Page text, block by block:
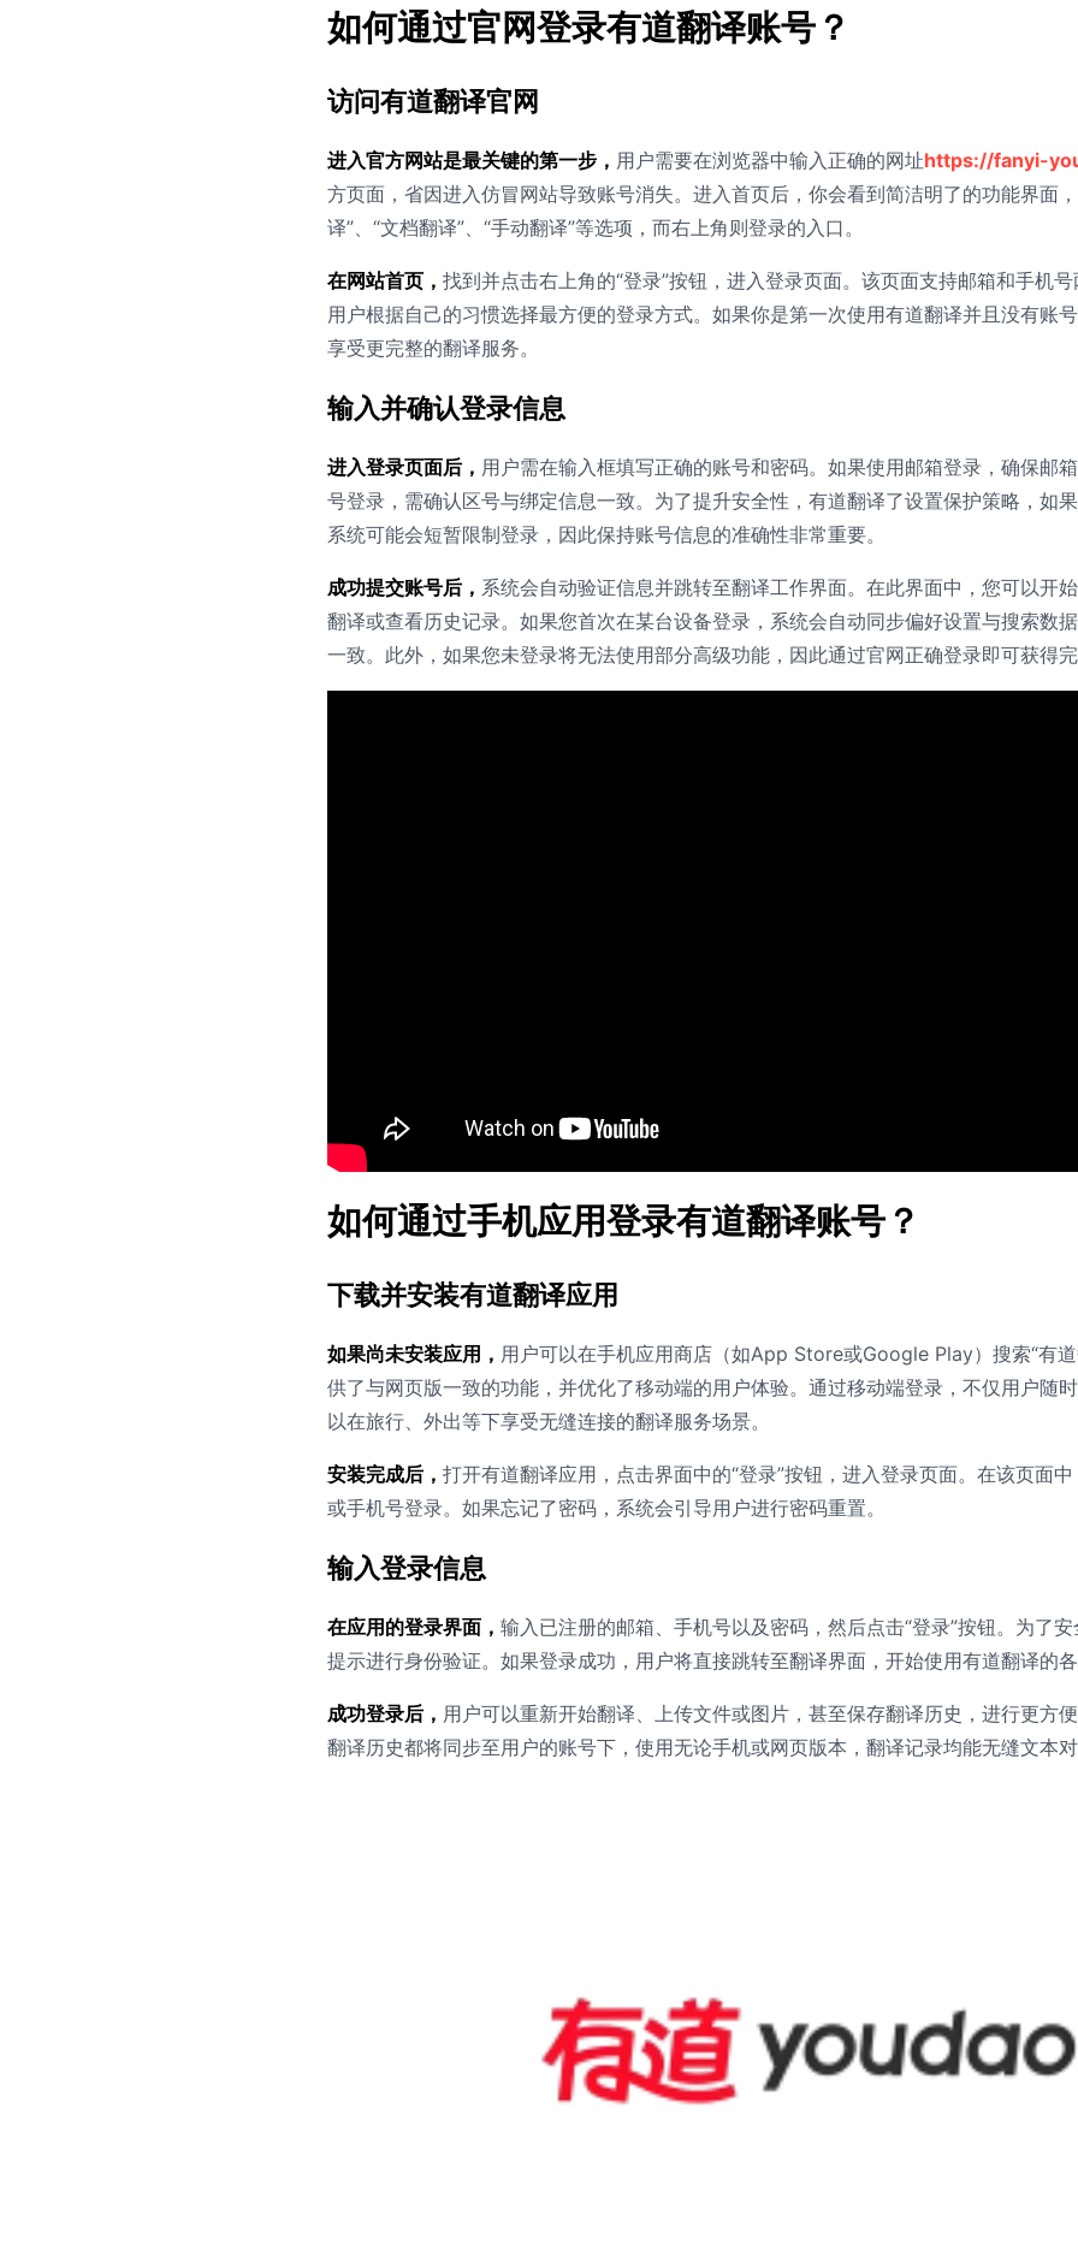
如何通过官网登录有道翻译账号？
访问有道翻译官网
进入官方网站是最关键的第一步， 用户需要在浏览器中输入正确的网址https://fanyi-
方页面，省因进入仿冒网站导致账号消失。进入首页后，你会看到简洁明了的功能界面
译”、“文档翻译”、“手动翻译”等选项，而右上角则登录的入口。
在网站首页， 找到并点击右上角的“登录”按钮，进入登录页面。该页面支持邮箱和手机
用户根据自己的习惯选择最方便的登录方式。如果你是第一次使用有道翻译并且没有账
享受更完整的翻译服务。
输入并确认登录信息
进入登录页面后， 用户需在输入框填写正确的账号和密码。如果使用邮箱登录，确保邮
号登录，需确认区号与绑定信息一致。为了提升安全性，有道翻译了设置保护策略，如
系统可能会短暂限制登录，因此保持账号信息的准确性非常重要。
成功提交账号后， 系统会自动验证信息并跳转至翻译工作界面。在此界面中，您可以开
翻译或查看历史记录。如果您首次在某台设备登录，系统会自动同步偏好设置与搜索数
一致。此外，如果您未登录将无法使用部分高级功能，因此通过官网正确登录即可获得完
如何通过手机应用登录有道翻译账号？
下载并安装有道翻译应用
如果尚未安装应用， 用户可以在手机应用商店（如App Store或Google Play）搜索“有
供了与网页版一致的功能，并优化了移动端的用户体验。通过移动端登录，不仅用户随
以在旅行、外出等下享受无缝连接的翻译服务场景。
安装完成后， 打开有道翻译应用，点击界面中的“登录”按钮，进入登录页面。在该页面
或手机号登录。如果忘记了密码，系统会引导用户进行密码重置。
输入登录信息
在应用的登录界面， 输入已注册的邮箱、手机号以及密码，然后点击“登录”按钮。为了
提示进行身份验证。如果登录成功，用户将直接跳转至翻译界面，开始使用有道翻译的各
成功登录后， 用户可以重新开始翻译、上传文件或图片，甚至保存翻译历史，进行更方
翻译历史都将同步至用户的账号下，使用无论手机或网页版本，翻译记录均能无缝文本对